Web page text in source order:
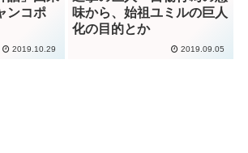
ンコポ
2019.10.29
味から、始祖ユミルの巨人
化の目的とか
2019.09.05